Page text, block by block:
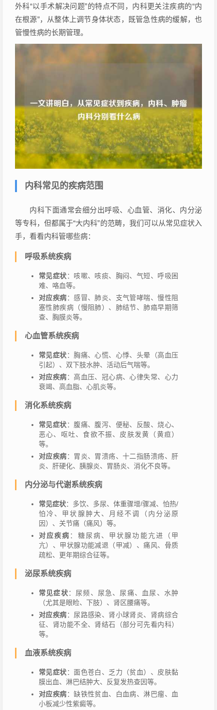
外科“以手术解决问题”的特点不同，内科更关注疾病的“内
在根源”，从整体上调节身体状态，既管急性病的缓解，也
管慢性病的长期管理。
内科常见的疾病范围
内科下面通常会细分出呼吸、心血管、消化、内分泌
等专科，但都属于“大内科”的范畴，我们可以从常见症状入
手，看看内科管哪些病：
呼吸系统疾病
常见症状：咳嗽、咳痰、胸闷、气短、呼吸困
难、咯血等。
对应疾病：感冒、肺炎、支气管哮喘、慢性阻
塞性肺疾病（慢阻肺）、肺结节、肺癌早期筛
查、胸膜炎等。
心血管系统疾病
常见症状：胸痛、心慌、心悸、头晕（高血压
引起）、双下肢水肿、活动后气喘等。
对应疾病：高血压、冠心病、心律失常、心力
衰竭、高血脂、心肌炎等。
消化系统疾病
常见症状：腹痛、腹泻、便秘、反酸、烧心、
恶心、呕吐、食欲不振、皮肤发黄（黄疸）
等。
对应疾病：胃炎、胃溃疡、十二指肠溃疡、肝
炎、肝硬化、胰腺炎、胃肠炎、消化不良等。
内分泌与代谢系统疾病
常见症状：多饮、多尿、体重骤增/骤减、怕热/
怕冷、甲状腺肿大、月经不调（内分泌原
因）、关节痛（痛风）等。
对应疾病 ：糖尿病、甲状腺功能亢进（甲
亢）、甲状腺功能减退（甲减）、痛风、骨质
疏松、更年期综合征等。
泌尿系统疾病
常见症状：尿频、尿急、尿痛、血尿、水肿
（尤其是眼睑、下肢）、肾区腰痛等。
对应疾病：尿路感染、肾小球肾炎、肾病综合
征、肾功能不全、肾结石（部分可先看内科）
等。
血液系统疾病
常见症状：面色苍白、乏力（贫血）、皮肤黏
膜出血、淋巴结肿大、反复发热查因等。
对应疾病：缺铁性贫血、白血病、淋巴瘤、血
小板减少性紫癜等。